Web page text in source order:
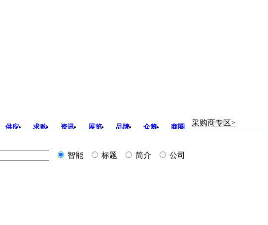
供应 求购 资讯 展览 品牌 众筹 商圈
采购商专区>
智能
标题 简介
公司